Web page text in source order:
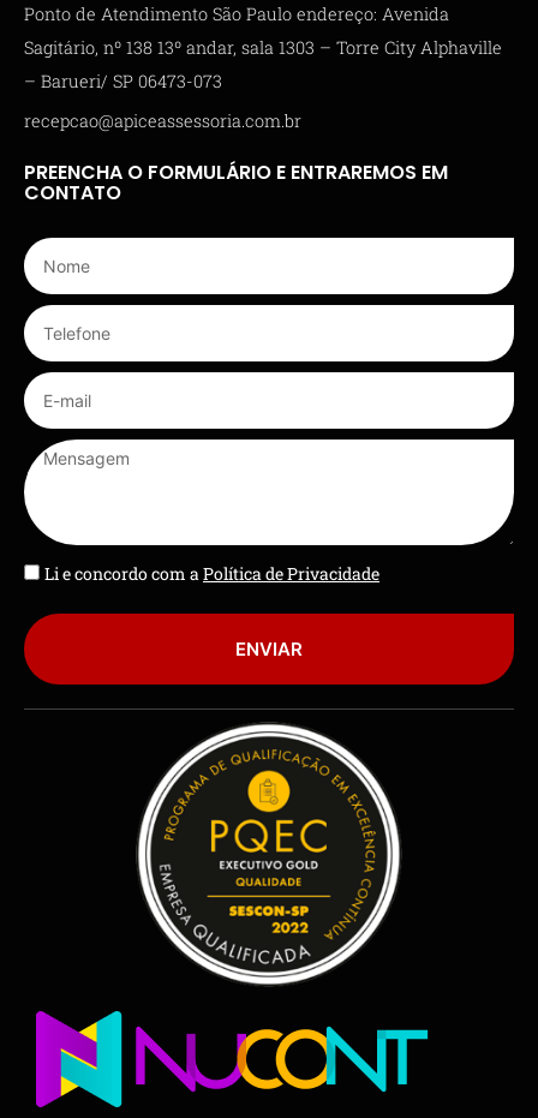
Ponto de Atendimento São Paulo endereço: Avenida
Sagitário, nº 138 13º andar, sala 1303 – Torre City Alphaville
– Barueri/ SP 06473-073
recepcao@apiceassessoria.com.br
PREENCHA O FORMULÁRIO E ENTRAREMOS EM
CONTATO
Li e concordo com aPolítica de Privacidade
ENVIAR